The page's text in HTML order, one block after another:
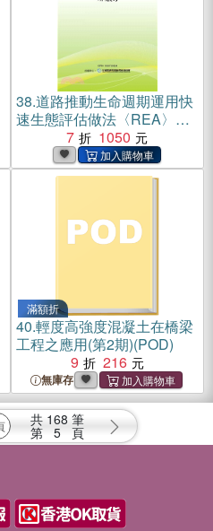
38.道路推動生命週期運用快
速生態評估做法〈REA〉調
查技術之研究〈1〉(電子書)
7 1050
滿額折
40.輕度高強度混凝土在橋梁
工程之應用(第2期)(POD)
9
216
無庫存
共 168 筆
第 5 頁